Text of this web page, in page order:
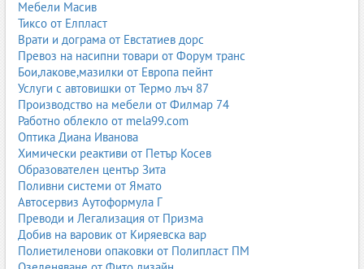
Мебели Масив
Тиксо от Елпласт
Врати и дограма от Евстатиев дорс
Превоз на насипни товари от Форум транс
Бои,лакове,мазилки от Европа пейнт
Услуги с автовишки от Термо лъч 87
Производство на мебели от Филмар 74
Работно облекло от mela99.com
Оптика Диана Иванова
Химически реактиви от Петър Косев
Образователен център Зита
Поливни системи от Ямато
Автосервиз Аутоформула Г
Преводи и Легализация от Призма
Добив на варовик от Киряевска вар
Полиетиленови опаковки от Полипласт ПМ